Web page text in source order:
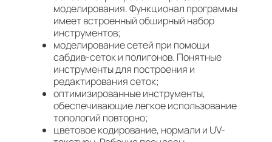
моделирования. Функционал программы
имеет встроенный обширный набор
инструментов;
моделирование сетей при помощи
сабдив-сеток и полигонов. Понятные
инструменты для построения и
редактирования сеток;
оптимизированные инструменты,
обеспечивающие легкое использование
топологий повторно;
цветовое кодирование, нормали и UV-